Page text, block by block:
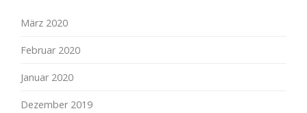
März 2020
Februar 2020
Januar 2020
Dezember 2019